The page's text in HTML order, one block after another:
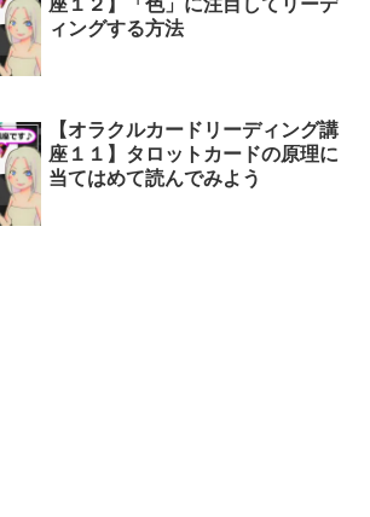
座１２】「色」に注目してリーデ
ィングする方法
【オラクルカードリーディング講
座１１】タロットカードの原理に
当てはめて読んでみよう